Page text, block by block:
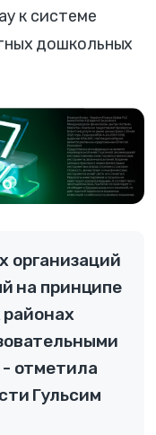
к системе
дошкольных
организаций
на принципе
отметила
Гульсим